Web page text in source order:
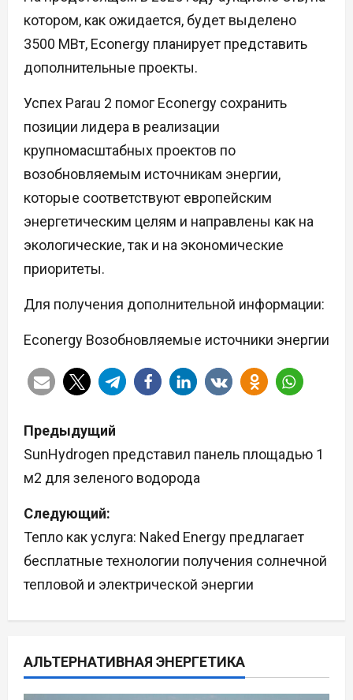
котором, как ожидается, будет выделено
3500 МВт, Econergy планирует представить
дополнительные проекты.
Успех Parau 2 помог Econergy сохранить
позиции лидера в реализации
крупномасштабных проектов по
возобновляемым источникам энергии,
которые соответствуют европейским
энергетическим целям и направлены как на
экологические, так и на экономические
приоритеты.
Для получения дополнительной информации:
Econergy Возобновляемые источники энергии
Н
а
в
и
г
а
ц
и
я
Предыдущий
SunHydrogen представил панель площадью 1
м2 для зеленого водорода
Следующий:
Тепло как услуга: Naked Energy предлагает
бесплатные технологии получения солнечной
тепловой и электрической энергии
АЛЬТЕРНАТИВНАЯ ЭНЕРГЕТИКА